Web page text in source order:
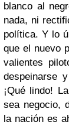
blanco al
nada, ni
política. Y lo
que el nuevo
valientes
despeinarse
¡Qué lindo!
sea negocio,
la nación es